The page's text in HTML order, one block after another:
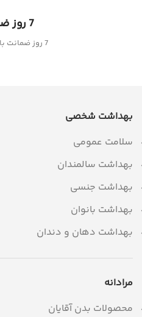
7 روز ضمانت
7 روز ضمانت بازگشت وجه
بهداشت شخصی
سلامت عمومی
بهداشت سالمندان
بهداشت جنسی
بهداشت بانوان
بهداشت دهان و دندان
مرادانه
محصولات بدن آقایان